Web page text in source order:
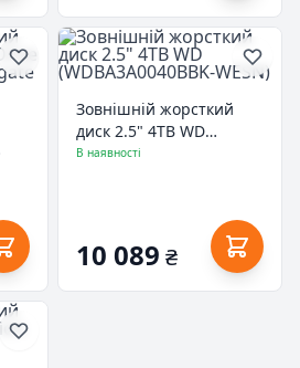
Зовнішній жорсткий
диск 2.5" 4TB WD
(WDBA3A0040BBK-WESN)
В наявності
10 089 ₴